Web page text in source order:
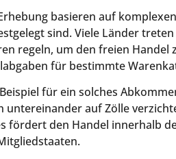
basieren auf
sind. Viele Länder
regeln, um den freien
für bestimmte
für ein solches
untereinander auf Zölle
fördert den Handel innerhalb